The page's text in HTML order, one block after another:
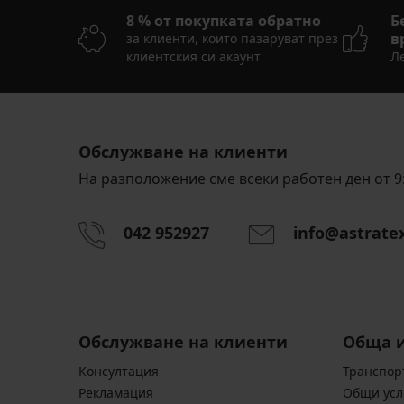
8 % от покупката обратно
за клиенти, които пазаруват през
клиентския си акаунт
Обслужване на клиенти
На разположение сме всеки работен ден от
042 952927
Обслужване на клиенти
Консултация
Pекламация
Обща
Общи